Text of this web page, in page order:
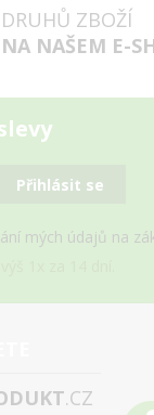
DRUHŮ ZBOŽÍ
NA NAŠEM E-
Přihlásit se
mých údajů na
.CZ